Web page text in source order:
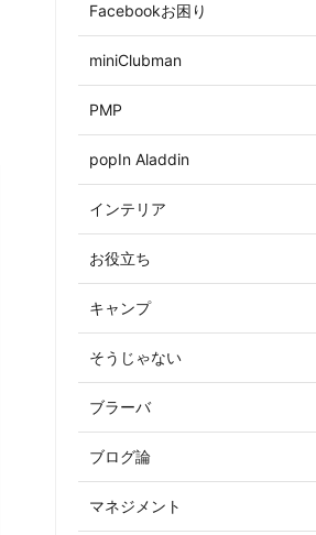
Facebookお困り
miniClubman
PMP
popIn Aladdin
インテリア
お役立ち
キャンプ
そうじゃない
ブラーバ
ブログ論
マネジメント